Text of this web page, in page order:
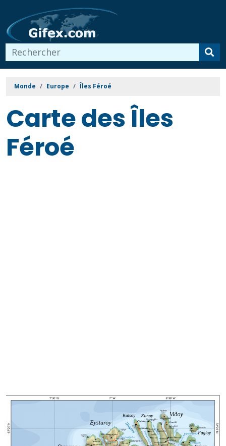
Monde Europe Îles Féroé
Carte des Îles
Féroé